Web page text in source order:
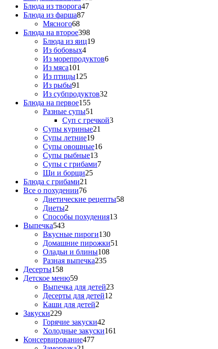
Блюда из творога47
Блюда из фарша87
Мясного68
Блюда на второе398
Блюда из яиц19
Из бобовых4
Из морепродуктов6
Из мяса101
Из птицы125
Из рыбы91
Из субпродуктов32
Блюда на первое155
Разные супы51
Суп с гречкой3
Супы куриные21
Супы летние19
Супы овощные16
Супы рыбные13
Супы с грибами7
Щи и борщи25
Блюда с грибами21
Все о похудении76
Диетические рецепты58
Диеты2
Способы похудения13
Выпечка543
Вкусные пироги130
Домашние пирожки51
Оладьи и блины108
Разная выпечка235
Десерты158
Детское меню59
Выпечка для детей23
Десерты для детей12
Каши для детей2
Закуски229
Горячие закуски42
Холодные закуски161
Консервирование477